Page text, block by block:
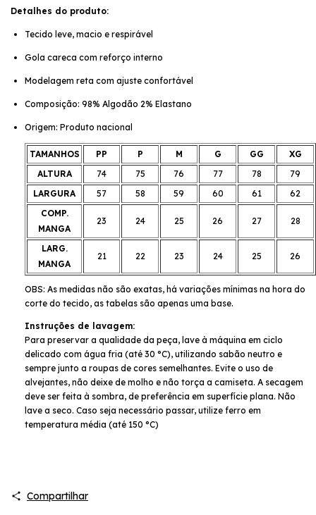
Detalhes do produto:
Tecido leve, macio e respirável
Gola careca com reforço interno
Modelagem reta com ajuste confortável
Composição: 98% Algodão 2% Elastano
Origem: Produto nacional
TAMANHOS PP P M G GG
XG
ALTURA
74 75 76 77 78
79
LARGURA
57 58 59 60 61
62
COMP.
MANGA
23 24 25 26 27 28
LARG.
MANGA
21 22 23 24 25 26
OBS: As medidas não são exatas, há variações mínimas na hora do
corte do tecido, as tabelas são apenas uma base.
Instruções de lavagem:
Para preservar a qualidade da peça, lave à máquina em ciclo
delicado com água fria (até 30 °C), utilizando sabão neutro e
sempre junto a roupas de cores semelhantes. Evite o uso de
alvejantes, não deixe de molho e não torça a camiseta. A secagem
deve ser feita à sombra, de preferência em superfície plana. Não
lave a seco. Caso seja necessário passar, utilize ferro em
temperatura média (até 150 °C)
Compartilhar